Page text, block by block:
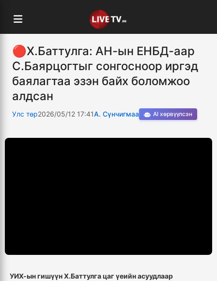
🔴Х.Баттулга: АН-ын ЕНБД-аар
С.Баярцогтыг сонгосноор иргэд
баялагтаа эзэн байх боломжоо
алдсан
Улс төр2026/05/12 17:41А. Сүнчигмаа AI хөрвүүлсэн
УИХ-ын гишүүн Х.Баттулга цаг үеийн асуудлаар